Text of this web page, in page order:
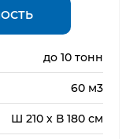
до 10 тонн
60 м3
Ш 210 х В 180 см